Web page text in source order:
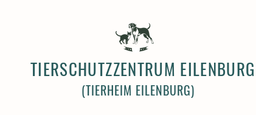
TIERSCHUTZZENTRUM EILENBURG
(TIERHEIM EILENBURG)